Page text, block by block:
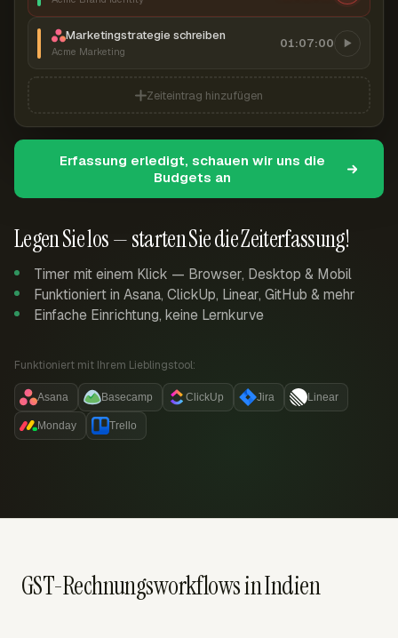
Legen Sie los — starten Sie die Zeiterfassung!
Timer mit einem Klick — Browser, Desktop & Mobil
Funktioniert in Asana, ClickUp, Linear, GitHub & mehr
Einfache Einrichtung, keine Lernkurve
Funktioniert mit Ihrem Lieblingstool:
Asana Basecamp ClickUp Jira Linear
Monday Trello
Marketingstrategie schreiben
Acme Marketing
01:07:00
Zeiteintrag hinzufügen
Erfassung erledigt, schauen wir uns die
Budgets an
GST-Rechnungsworkflows in Indien